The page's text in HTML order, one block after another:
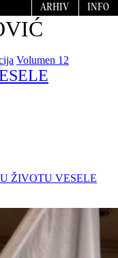
ARHIV INFO
Volumen 12
ŽIVOTU VESELE